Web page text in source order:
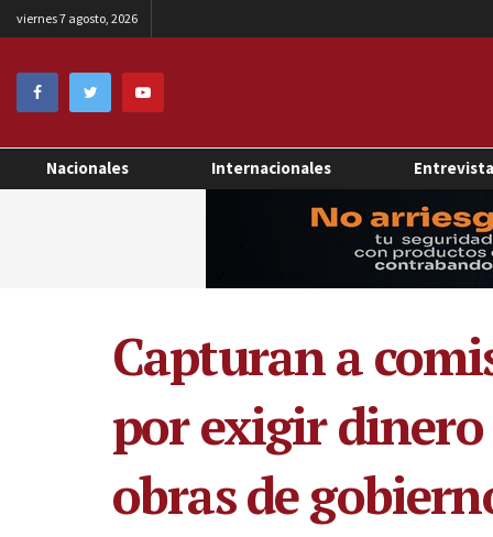
viernes 7 agosto, 2026
Nacionales Internacionales
Capturan a
por exigir dinero
obras de